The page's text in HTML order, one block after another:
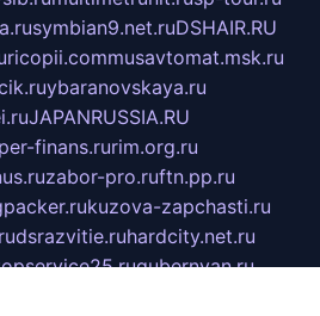
symbian9.net.ruDSHAIR.RU
musavtomat.msk.ru
ybaranovskaya.ru
JAPANRUSSIA.RU
finans.rurim.org.ru
zabor-pro.ruftn.pp.ru
kuzova-zapchasti.ru
dsrazvitie.ruhardcity.net.ru
gubernyan.ru